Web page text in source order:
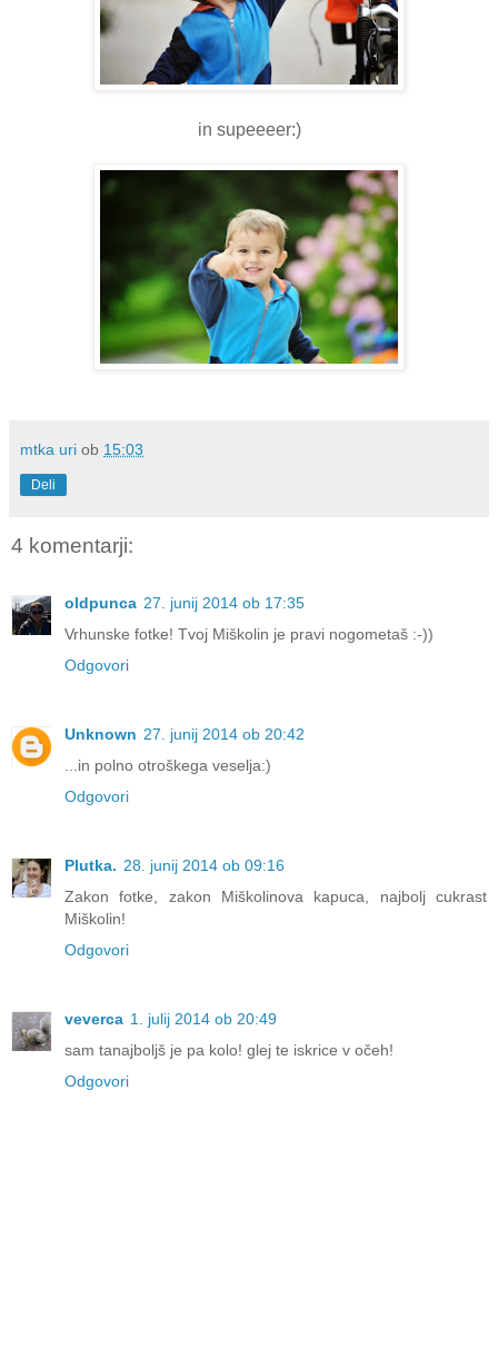
in supeeeer:)
mtka uri ob 15:03
Deli
4 komentarji:
oldpunca 27. junij 2014 ob 17:35
Vrhunske fotke! Tvoj Miškolin je pravi nogometaš :-))
Odgovori
Unknown 27. junij 2014 ob 20:42
...in polno otroškega veselja:)
Odgovori
Plutka. 28. junij 2014 ob 09:16
Zakon fotke, zakon Miškolinova kapuca, najbolj cukrast
Miškolin!
Odgovori
veverca 1. julij 2014 ob 20:49
sam tanajboljš je pa kolo! glej te iskrice v očeh!
Odgovori